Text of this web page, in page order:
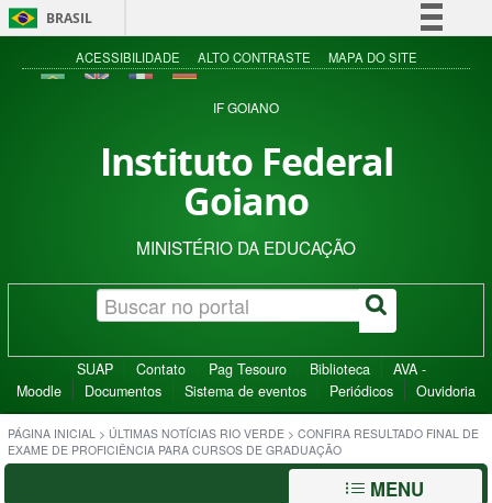
BRASIL
Simplifique!
Acesso à informação
ACESSIBILIDADE ALTO CONTRASTE MAPA DO SITE
IF GOIANO
Instituto Federal
Goiano
MINISTÉRIO DA EDUCAÇÃO
SUAP Contato Pag Tesouro Biblioteca
AVA -
Moodle
Documentos Sistema de eventos Periódicos Ouvidoria
PÁGINA INICIAL > ÚLTIMAS NOTÍCIAS RIO VERDE > CONFIRA RESULTADO FINAL DE
EXAME DE PROFICIÊNCIA PARA CURSOS DE GRADUAÇÃO
MENU